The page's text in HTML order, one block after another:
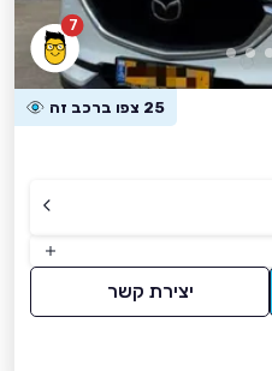
7
25 צפו ברכב זה
יצירת קשר